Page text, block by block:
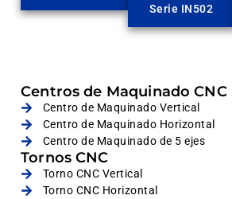
Serie IN502
Centros de Maquinado CNC
Centro de Maquinado Vertical
Centro de Maquinado Horizontal
Centro de Maquinado de 5 ejes
Tornos CNC
Torno CNC Vertical
Torno CNC Horizontal